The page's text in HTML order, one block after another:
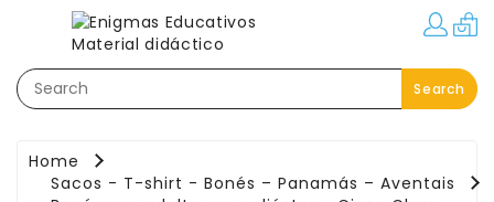
Search
Categorias
Festas–
Material
Home
Sacos - T-shirt - Bonés – Panamás – Aventais